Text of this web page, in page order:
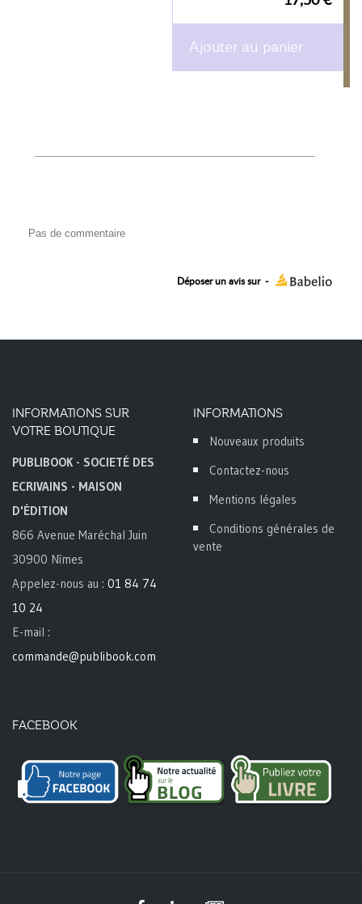
Ajouter au panier
Pas de commentaire
Déposer un avis sur -
INFORMATIONS SUR
VOTRE BOUTIQUE
PUBLIBOOK - SOCIETÉ DES
ECRIVAINS - MAISON
D'ÉDITION
866 Avenue Maréchal Juin
30900 Nîmes
Appelez-nous au : 01 84 74
10 24
E-mail :
commande@publibook.com
INFORMATIONS
Nouveaux produits
Contactez-nous
Mentions légales
Conditions générales de
vente
FACEBOOK